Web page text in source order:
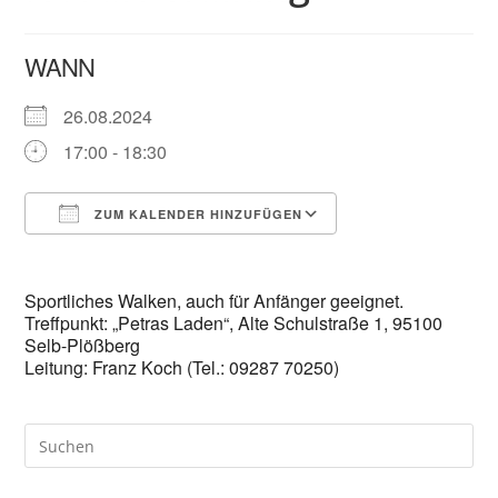
WANN
26.08.2024
17:00 - 18:30
ZUM KALENDER HINZUFÜGEN
Sportliches Walken, auch für Anfänger geeignet.
Treffpunkt: „Petras Laden“, Alte Schulstraße 1, 95100
Selb-Plößberg
Leitung: Franz Koch (Tel.: 09287 70250)